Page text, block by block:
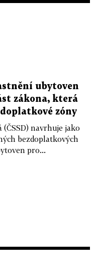
ubytoven
zákona, která
zóny
navrhuje jako
bezdoplatkových
pro...